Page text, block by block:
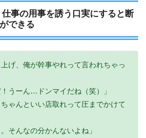
事の用事を誘う口実にすると断
できる
げ、俺が幹事やれって言われちゃっ
うーん…ドンマイだね（笑）」
ゃんといい店取れって圧までかけて
そんなの分かんないよね」